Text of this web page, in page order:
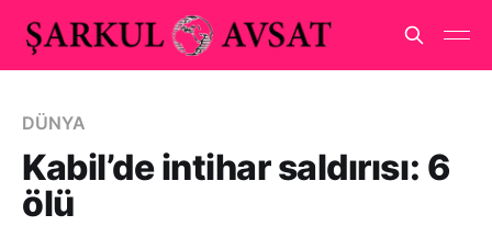
DÜNYA
Kabil’de intihar saldırısı: 6
ölü